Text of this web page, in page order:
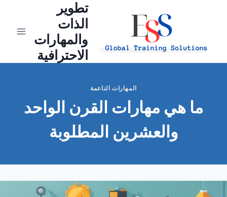
تطوير
الذات
والمهارات
الاحترافية
المهارات الناعمة
ما هي مهارات القرن الواحد
والعشرين المطلوبة